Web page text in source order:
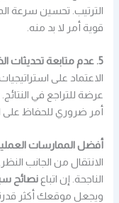
الترتيب. تحسين سرعة
قوية أمر لا بد منه.
5. عدم متابعة تحديثات الخوارزميات
الاعتماد على
عرضة للتراجع في
أمر ضروري للحفاظ على
أفضل الممارسات
الانتقال من الجانب
الناجحة. إن اتباعنصائح
ويجعل موقعك أكثر